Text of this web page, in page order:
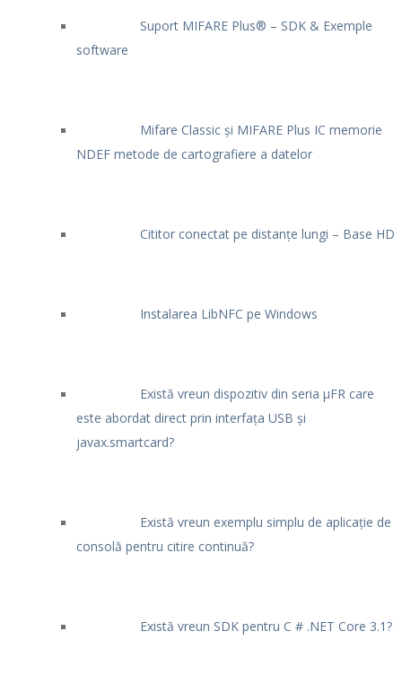
Suport MIFARE Plus® – SDK & Exemple
software
Mifare Classic și MIFARE Plus IC memorie
NDEF metode de cartografiere a datelor
Cititor conectat pe distanțe lungi – Base HD
Instalarea LibNFC pe Windows
Există vreun dispozitiv din seria μFR care
este abordat direct prin interfața USB și
javax.smartcard?
Există vreun exemplu simplu de aplicație de
consolă pentru citire continuă?
Există vreun SDK pentru C # .NET Core 3.1?